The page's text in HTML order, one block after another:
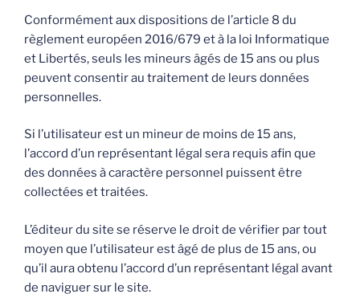
Conformément aux dispositions de l’article 8 du
règlement européen 2016/679 et à la loi Informatique
et Libertés, seuls les mineurs âgés de 15 ans ou plus
peuvent consentir au traitement de leurs données
personnelles.
Si l’utilisateur est un mineur de moins de 15 ans,
l’accord d’un représentant légal sera requis afin que
des données à caractère personnel puissent être
collectées et traitées.
L’éditeur du site se réserve le droit de vérifier par tout
moyen que l’utilisateur est âgé de plus de 15 ans, ou
qu’il aura obtenu l’accord d’un représentant légal avant
de naviguer sur le site.